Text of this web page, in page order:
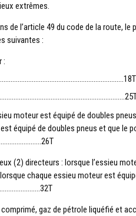
extrêmes.
de l’article 49 du code de la route,
suivantes :
:
moteur est équipé de doubles
équipé de doubles pneus et que
(2) directeurs : lorsque l’essieu
chaque essieu moteur est
gaz de pétrole liquéfié et